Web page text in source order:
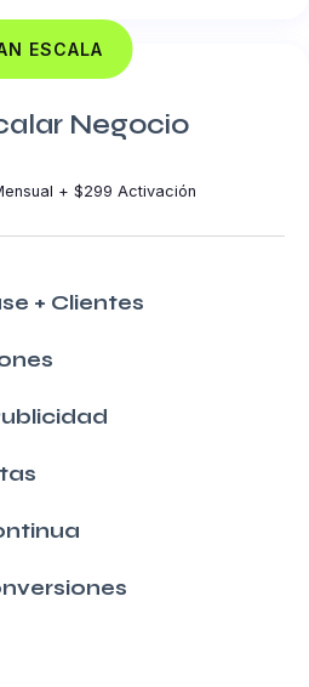
ESCALA
Negocio
+ $299 Activación
+ Clientes